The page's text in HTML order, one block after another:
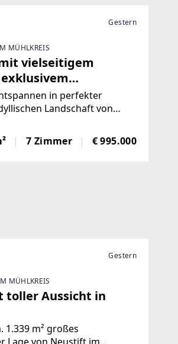
Gestern
MÜHLKREIS
vielseitigem
in perfekter
Landschaft von
außergewöhnliches
Nutzungsmöglichkeiten und
7 Zimmer € 995.000
Gestern
MÜHLKREIS
toller Aussicht in
1.339 m² großes